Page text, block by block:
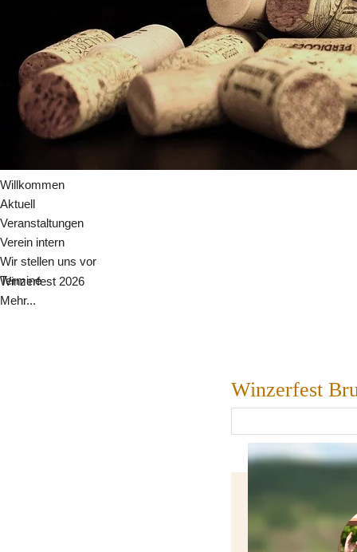
Willkommen
Aktuell
Veranstaltungen
Verein intern
Wir stellen uns vor
Termine
Winzerfest 2026
Mehr...
Winzerfest